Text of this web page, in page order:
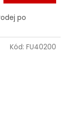
po
Kód: FU40200